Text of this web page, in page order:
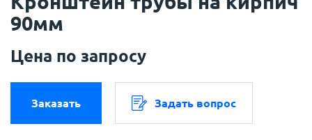
90мм
Цена по запросу
Заказать Задать вопрос